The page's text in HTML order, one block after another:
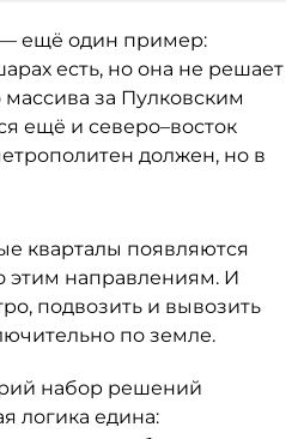
ещё один пример:
есть, но она не решает
за Пулковским
ещё и северо–восток
должен, но в
кварталы появляются
этим направлениям. И
подвозить и вывозить
по земле.
набор решений
логика едина: